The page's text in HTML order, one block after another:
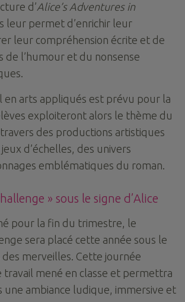
d’Alice’s Adventures in
leur permet d’enrichir leur
leur compréhension écrite et de
de l’humour et du nonsense
en arts appliqués est prévu pour la
exploiteront alors le thème du
des productions artistiques
d’échelles, des univers
emblématiques du roman.
» sous le signe d’Alice
pour la fin du trimestre, le
sera placé cette année sous le
des merveilles. Cette journée
travail mené en classe et permettra
une ambiance ludique, immersive et